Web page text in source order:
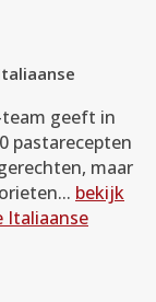
geeft in
pastarecepten
maar
bekijk
Italiaanse